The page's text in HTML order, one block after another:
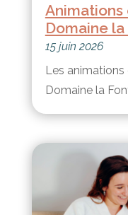
Animations
Domaine
15 juin 2026
Les animations
Domaine la